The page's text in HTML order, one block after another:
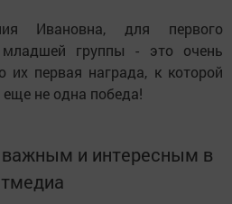
Ивановна, для первого
младшей группы - это очень
их первая награда, к которой
не одна победа!
и интересным в